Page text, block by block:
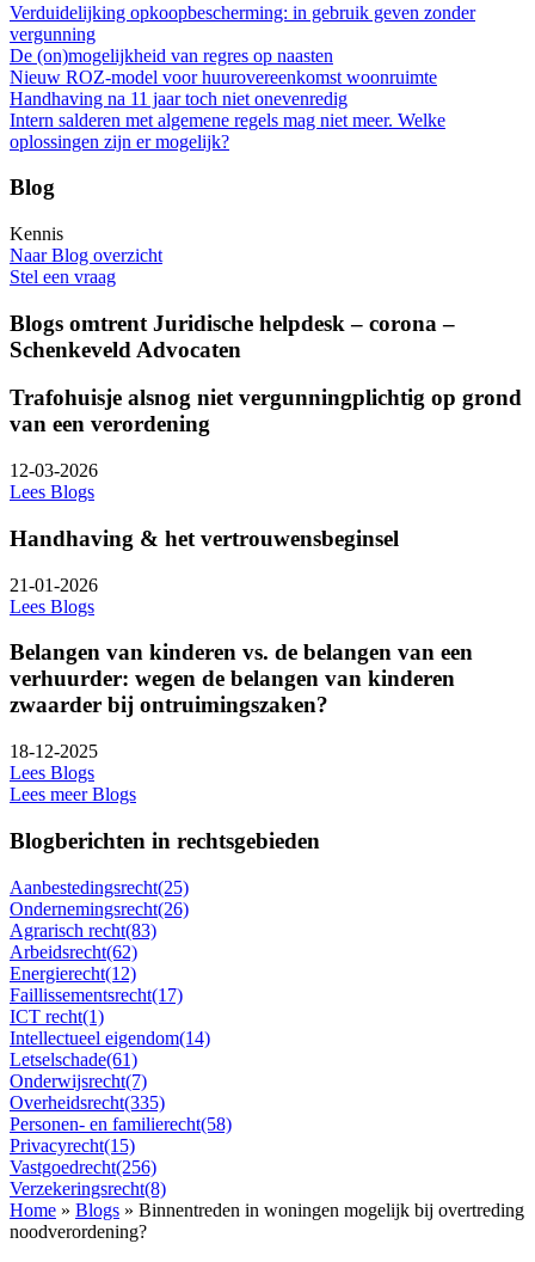
Verduidelijking opkoopbescherming: in gebruik geven zonder
vergunning
De (on)mogelijkheid van regres op naasten
Nieuw ROZ-model voor huurovereenkomst woonruimte
Handhaving na 11 jaar toch niet onevenredig
Intern salderen met algemene regels mag niet meer. Welke
oplossingen zijn er mogelijk?
Blog
Kennis
Naar Blog overzicht
Stel een vraag
Blogs omtrent Juridische helpdesk – corona –
Schenkeveld Advocaten
Trafohuisje alsnog niet vergunningplichtig op grond
van een verordening
12-03-2026
Lees Blogs
Handhaving & het vertrouwensbeginsel
21-01-2026
Lees Blogs
Belangen van kinderen vs. de belangen van een
verhuurder: wegen de belangen van kinderen
zwaarder bij ontruimingszaken?
18-12-2025
Lees Blogs
Lees meer Blogs
Blogberichten in rechtsgebieden
Aanbestedingsrecht(25)
Ondernemingsrecht(26)
Agrarisch recht(83)
Arbeidsrecht(62)
Energierecht(12)
Faillissementsrecht(17)
ICT recht(1)
Intellectueel eigendom(14)
Letselschade(61)
Onderwijsrecht(7)
Overheidsrecht(335)
Personen- en familierecht(58)
Privacyrecht(15)
Vastgoedrecht(256)
Verzekeringsrecht(8)
Home » Blogs » Binnentreden in woningen mogelijk bij overtreding
noodverordening?